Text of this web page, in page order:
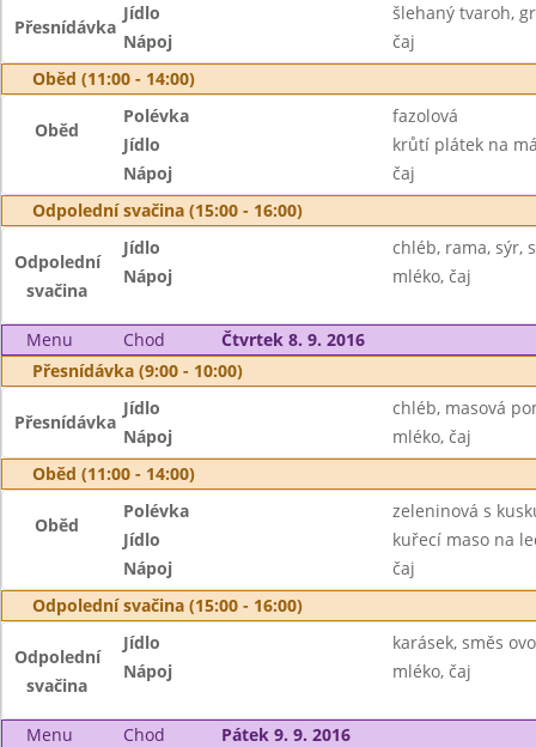
Přesnídávka
Jídlo
šlehaný tvaroh,
Nápoj
čaj
Oběd (11:00 - 14:00)
Oběd
Polévka
fazolová
Jídlo
krůtí plátek na
Nápoj
čaj
Odpolední svačina (15:00 - 16:00)
Odpolední
svačina
Jídlo
chléb, rama, sýr,
Nápoj
mléko, čaj
Menu Chod
Čtvrtek 8. 9. 2016
Přesnídávka (9:00 - 10:00)
Přesnídávka
Jídlo
chléb, masová
Nápoj
mléko, čaj
Oběd (11:00 - 14:00)
Oběd
Polévka
zeleninová s
Jídlo
kuřecí maso na
Nápoj
čaj
Odpolední svačina (15:00 - 16:00)
Odpolední
svačina
Jídlo
karásek, směs
Nápoj
mléko, čaj
Menu Chod
Pátek 9. 9. 2016